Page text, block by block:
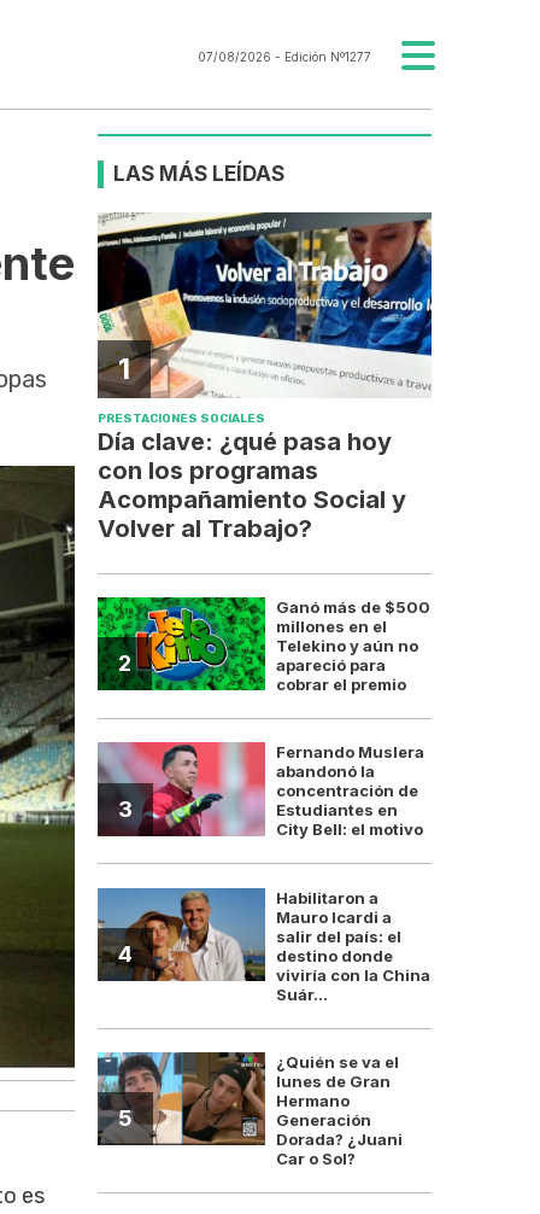
07/08/2026 - Edición Nº1277
es
LAS MÁS LEÍDAS
1
PRESTACIONES SOCIALES
Día clave: ¿qué pasa hoy
con los programas
Acompañamiento Social y
Volver al Trabajo?
2
Ganó más de $500
millones en el
Telekino y aún no
apareció para
cobrar el premio
3
Fernando Muslera
abandonó la
concentración de
Estudiantes en
City Bell: el motivo
4
Habilitaron a
Mauro Icardi a
salir del país: el
destino donde
viviría con la China
Suár...
5
¿Quién se va el
lunes de Gran
Hermano
Generación
Dorada? ¿Juani
Car o Sol?